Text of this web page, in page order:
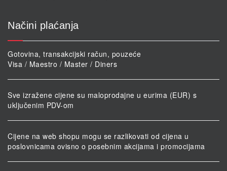
Načini plaćanja
Gotovina, transakcijski račun, pouzeće
Visa / Maestro / Master / Diners
Sve izražene cijene su maloprodajne u eurima (EUR) s
uključenim PDV-om
Cijene na web shopu mogu se razlikovati od cijena u
poslovnicama ovisno o posebnim akcijama i promocijama